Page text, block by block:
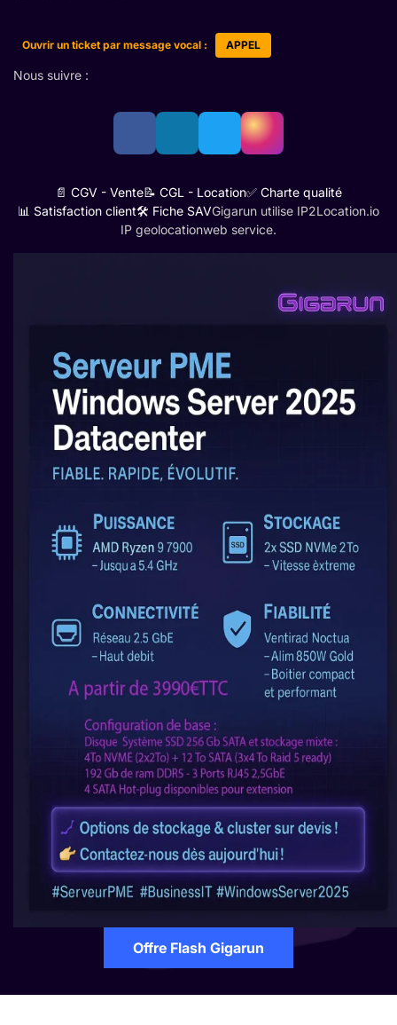
Ouvrir un ticket par message vocal : APPEL
Nous suivre :
📄 CGV - Vente📝 CGL - Location✅ Charte qualité
📊 Satisfaction client🛠️ Fiche SAVGigarun utilise IP2Location.io
IP geolocationweb service.
Offre Flash Gigarun